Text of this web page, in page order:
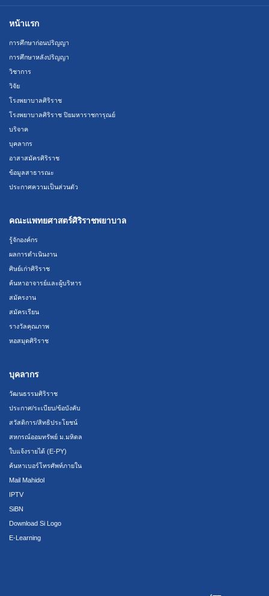
หน้าแรก
การศึกษาก่อนปริญญา
การศึกษาหลังปริญญา
วิชาการ
วิจัย
โรงพยาบาลศิริราช
โรงพยาบาลศิริราช ปิยมหาราชการุณย์
บริจาค
บุคลากร
อาสาสมัครศิริราช
ข้อมูลสาธารณะ
ประกาศความเป็นส่วนตัว
คณะแพทยศาสตร์ศิริราชพยาบาล
รู้จักองค์กร
ผลการดำเนินงาน
ศิษย์เก่าศิริราช
ค้นหาอาจารย์และผู้บริหาร
สมัครงาน
สมัครเรียน
รางวัลคุณภาพ
หอสมุดศิริราช
บุคลากร
วัฒนธรรมศิริราช
ประกาศ/ระเบียบ/ข้อบังคับ
สวัสดิการ/สิทธิประโยชน์
สหกรณ์ออมทรัพย์ ม.มหิดล
ใบแจ้งรายได้ (E-PY)
ค้นหาเบอร์โทรศัพท์ภายใน
Mail Mahidol
IPTV
SiBN
Download Si Logo
E-Learning